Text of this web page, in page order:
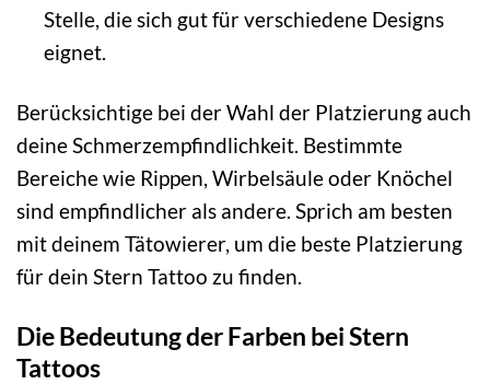
Stelle, die sich gut für verschiedene Designs
eignet.
Berücksichtige bei der Wahl der Platzierung auch
deine Schmerzempfindlichkeit. Bestimmte
Bereiche wie Rippen, Wirbelsäule oder Knöchel
sind empfindlicher als andere. Sprich am besten
mit deinem Tätowierer, um die beste Platzierung
für dein Stern Tattoo zu finden.
Die Bedeutung der Farben bei Stern
Tattoos